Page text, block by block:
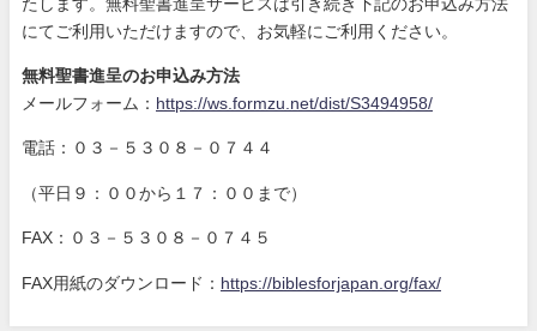
にてご利用いただけますので、お気軽にご利用ください。
無料聖書進呈のお申込み方法
メールフォーム： https://ws.formzu.net/dist/S3494958/
電話：０３－５３０８－０７４４
（平日９：００から１７：００まで）
FAX：０３－５３０８－０７４５
FAX用紙のダウンロード： https://biblesforjapan.org/fax/